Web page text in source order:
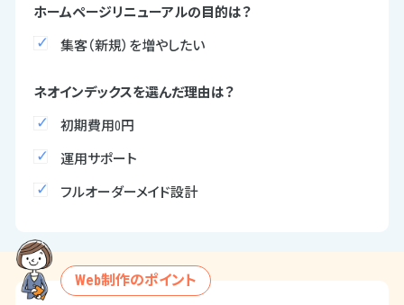
ホームページリニューアルの目的は？
集客（新規）を増やしたい
ネオインデックスを選んだ理由は？
初期費用0円
運用サポート
フルオーダーメイド設計
Web制作のポイント